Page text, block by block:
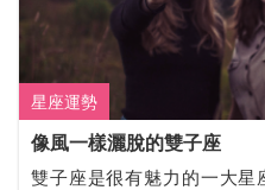
星座運勢
像風一樣灑脫的雙子座
雙子座是很有魅力的一大星